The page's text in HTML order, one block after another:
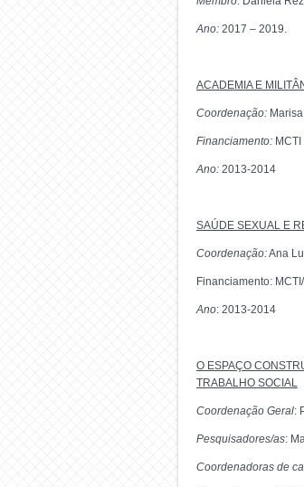
Ano: 2017 – 2019.
ACADEMIA E
Coordenação:
Financiamento:
Ano: 2013-2014
SAÚDE SEXUAL E
Coordenação:Ana
Financiamento:
Ano: 2013-2014
O ESPAÇO
TRABALHO SOCIAL
Coordenação Geral:
Pesquisadores/as:
Coordenadoras de